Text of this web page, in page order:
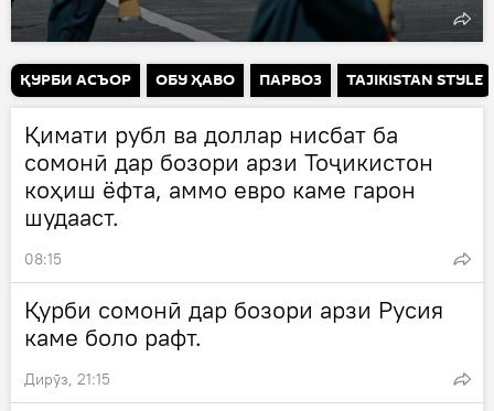
ҚУРБИ АСЪОР ОБУ ҲАВО ПАРВОЗ TAJIKISTAN STYLE
Қимати рубл ва доллар нисбат ба
сомонӣ дар бозори арзи Тоҷикистон
коҳиш ёфта, аммо евро каме гарон
шудааст.
08:15
Қурби сомонӣ дар бозори арзи Русия
каме боло рафт.
Дирӯз, 21:15